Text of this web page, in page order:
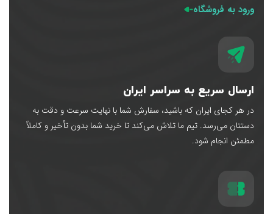
ورود به فروشگاه
ارسال سریع به سراسر ایران
در هر کجای ایران که باشید، سفارش شما با نهایت سرعت و دقت به
دستتان می‌رسد. تیم ما تلاش می‌کند تا خرید شما بدون تأخیر و کاملاً
مطمئن انجام شود.